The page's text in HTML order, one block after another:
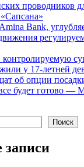
проводников
Bank,
у 17-летней
об опции
будет готово —
Поиск
записи